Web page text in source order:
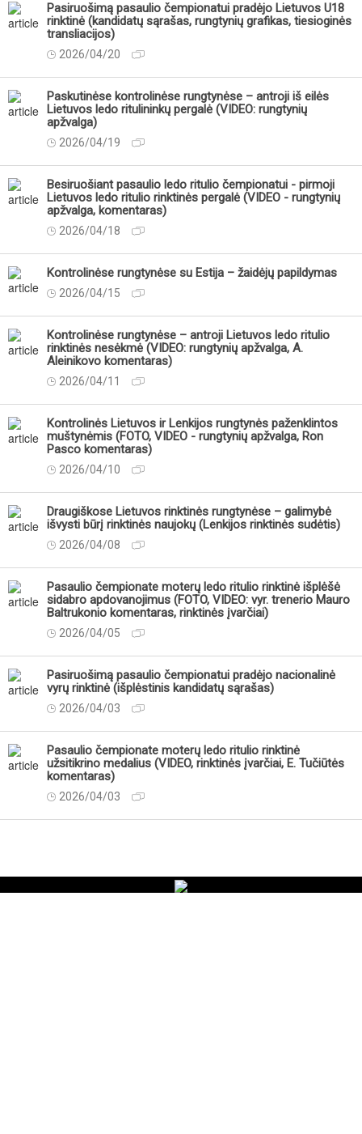
Pasiruošimą pasaulio čempionatui pradėjo Lietuvos U18
rinktinė (kandidatų sąrašas, rungtynių grafikas, tiesioginės
transliacijos)
2026/04/20
Paskutinėse kontrolinėse rungtynėse – antroji iš eilės
Lietuvos ledo ritulininkų pergalė (VIDEO: rungtynių
apžvalga)
2026/04/19
Besiruošiant pasaulio ledo ritulio čempionatui - pirmoji
Lietuvos ledo ritulio rinktinės pergalė (VIDEO - rungtynių
apžvalga, komentaras)
2026/04/18
Kontrolinėse rungtynėse su Estija – žaidėjų papildymas
2026/04/15
Kontrolinėse rungtynėse – antroji Lietuvos ledo ritulio
rinktinės nesėkmė (VIDEO: rungtynių apžvalga, A.
Aleinikovo komentaras)
2026/04/11
Kontrolinės Lietuvos ir Lenkijos rungtynės paženklintos
muštynėmis (FOTO, VIDEO - rungtynių apžvalga, Ron
Pasco komentaras)
2026/04/10
Draugiškose Lietuvos rinktinės rungtynėse – galimybė
išvysti būrį rinktinės naujokų (Lenkijos rinktinės sudėtis)
2026/04/08
Pasaulio čempionate moterų ledo ritulio rinktinė išplėšė
sidabro apdovanojimus (FOTO, VIDEO: vyr. trenerio Mauro
Baltrukonio komentaras, rinktinės įvarčiai)
2026/04/05
Pasiruošimą pasaulio čempionatui pradėjo nacionalinė
vyrų rinktinė (išplėstinis kandidatų sąrašas)
2026/04/03
Pasaulio čempionate moterų ledo ritulio rinktinė
užsitikrino medalius (VIDEO, rinktinės įvarčiai, E. Tučiūtės
komentaras)
2026/04/03